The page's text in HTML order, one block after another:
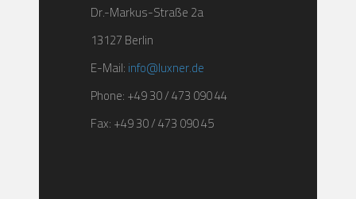
Dr.-Markus-Straße 2a
13127 Berlin
E-Mail:info@luxner.de
Phone: +49 30 / 473 090 44
Fax: +49 30 / 473 090 45